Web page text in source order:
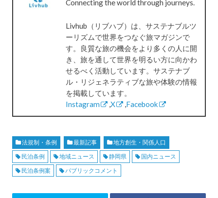
Connecting the world through journeys.
Livhub（リブハブ）は、サステナブルツ
ーリズムで世界をつなぐ旅マガジンで
す。良質な旅の機会をより多くの人に開
き、旅を通して世界を明るい方に向かわ
せるべく活動しています。サステナブ
ル・リジェネラティブな旅や体験の情報
を掲載しています。
Instagram
,X ,Facebook
法規制・条例 最新記事
地方創生・関係人口
民泊条例
地域ニュース 静岡県
国内ニュース
民泊条例案
パブリックコメント